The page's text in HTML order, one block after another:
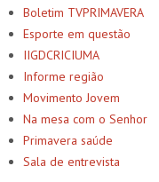
Boletim TVPRIMAVERA
Esporte em questão
IIGDCRICIUMA
Informe região
Movimento Jovem
Na mesa com o Senhor
Primavera saúde
Sala de entrevista